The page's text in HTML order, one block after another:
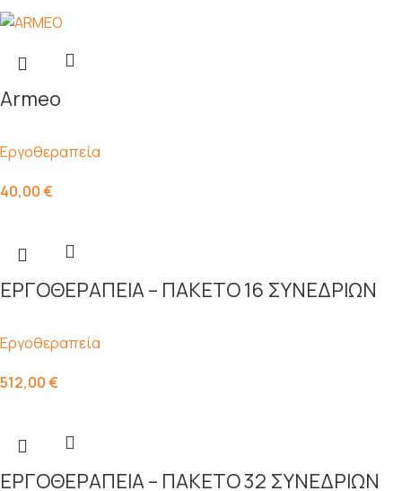
Armeo
Εργοθεραπεία
40,00€
ΕΡΓΟΘΕΡΑΠΕΙΑ – ΠΑΚΕΤΟ 16 ΣΥΝΕΔΡΙΩΝ
Εργοθεραπεία
512,00€
ΕΡΓΟΘΕΡΑΠΕΙΑ – ΠΑΚΕΤΟ 32 ΣΥΝΕΔΡΙΩΝ